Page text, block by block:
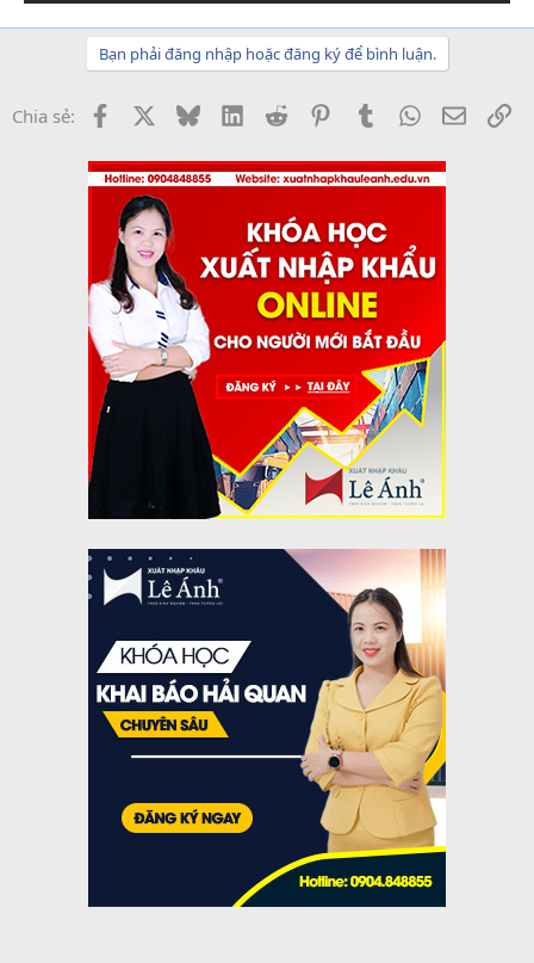
Bạn phải đăng nhập hoặc đăng ký để bình luận.
Chia sẻ: Facebook BlueskyLinkedInReddit PinterestTumblrWhatsApp
Email